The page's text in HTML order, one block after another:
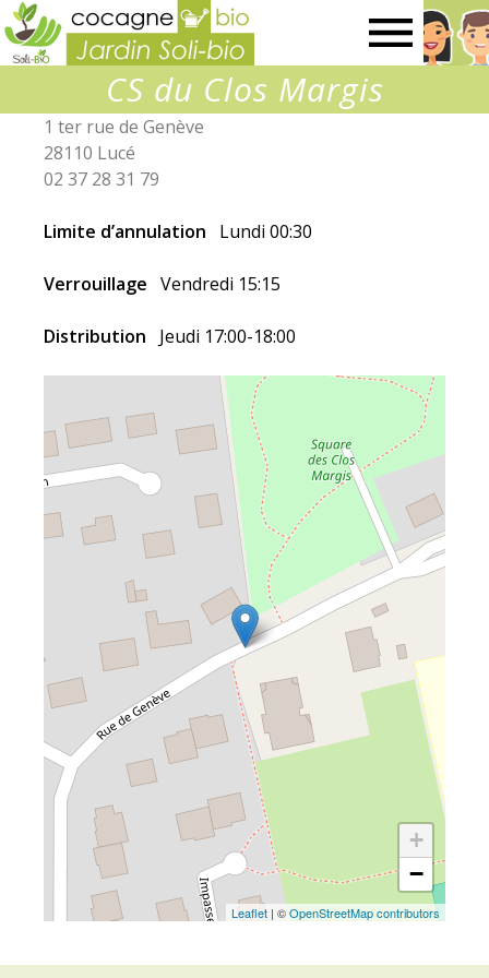
SOLI-
CS du Clos Margis
1 ter rue de Genève
28110 Lucé
02 37 28 31 79
Limite d’annulation Lundi 00:30
Verrouillage Vendredi 15:15
Distribution Jeudi 17:00-18:00
+
−
Leaflet | ©OpenStreetMap contributors